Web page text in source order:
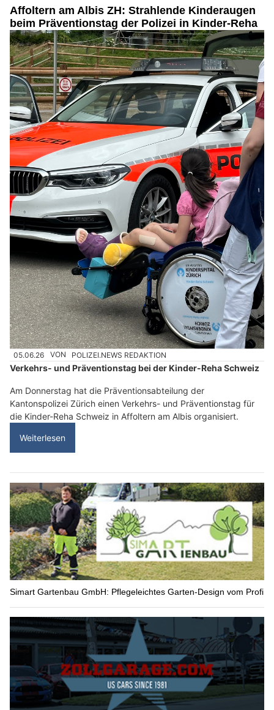
Affoltern am Albis ZH: Strahlende Kinderaugen
beim Präventionstag der Polizei in Kinder-Reha
05.06.26 VON POLIZEI.NEWS REDAKTION
Verkehrs- und Präventionstag bei der Kinder-Reha Schweiz
Am Donnerstag hat die Präventionsabteilung der
Kantonspolizei Zürich einen Verkehrs- und Präventionstag für
die Kinder-Reha Schweiz in Affoltern am Albis organisiert.
Weiterlesen
Simart Gartenbau GmbH: Pflegeleichtes Garten-Design vom Profi